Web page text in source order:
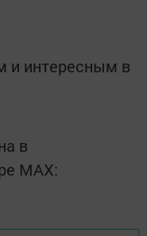
и интересным в
в
MАХ: